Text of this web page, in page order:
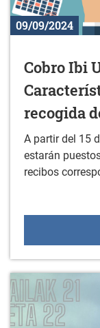
09/09/2024
Cobro Ibi
recogida
A partir del 15
estarán
recibos